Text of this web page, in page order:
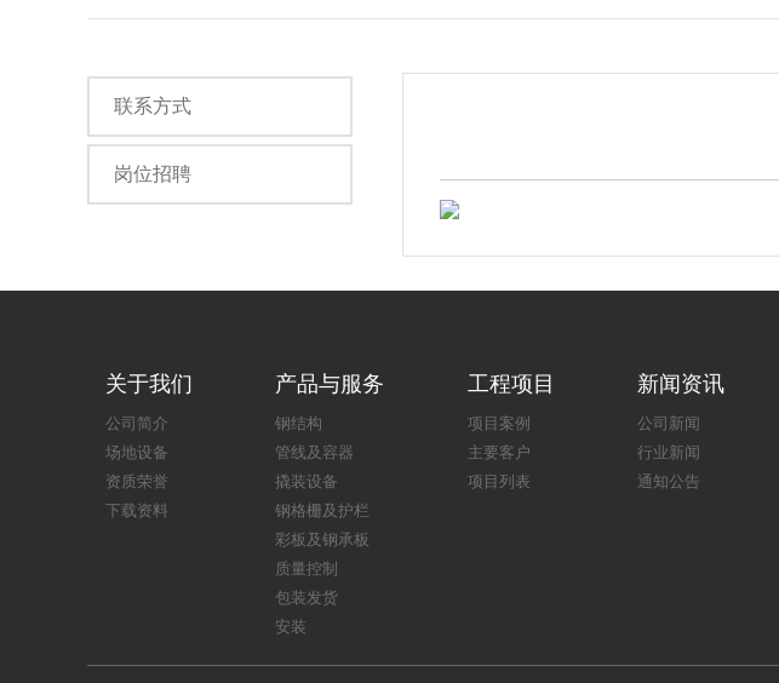
联系方式
岗位招聘
关于我们
公司简介
场地设备
资质荣誉
下载资料
产品与服务
钢结构
管线及容器
撬装设备
钢格栅及护栏
彩板及钢承板
质量控制
包装发货
安装
工程项目
项目案例
主要客户
项目列表
新闻资讯
公司新闻
行业新闻
通知公告